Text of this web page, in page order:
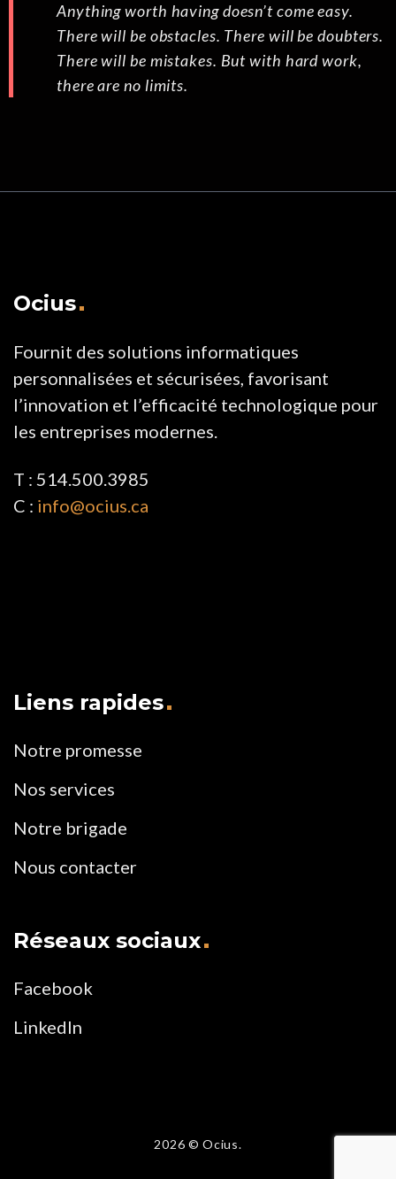
Anything worth having doesn’t come easy.
There will be obstacles. There will be doubters.
There will be mistakes. But with hard work,
there are no limits.
Ocius
Fournit des solutions informatiques
personnalisées et sécurisées, favorisant
l’innovation et l’efficacité technologique pour
les entreprises modernes.
T : 514.500.3985
C : info@ocius.ca
Liens rapides
Notre promesse
Nos services
Notre brigade
Nous contacter
Réseaux sociaux
Facebook
LinkedIn
2026 © Ocius.